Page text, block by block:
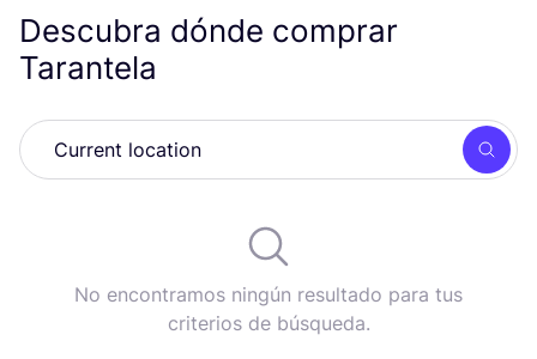
Descubra dónde comprar
Tarantela
No encontramos ningún resultado para tus
criterios de búsqueda.